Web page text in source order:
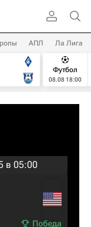
АПЛ Ла Лига
Футбол
08.08 18:00
в 05:00